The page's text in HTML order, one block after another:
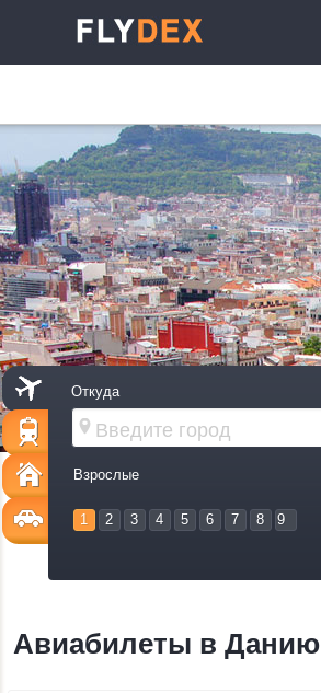
Откуда
Взрослые
1 2 3 4 5 6 7 8 9
Авиабилеты в Данию